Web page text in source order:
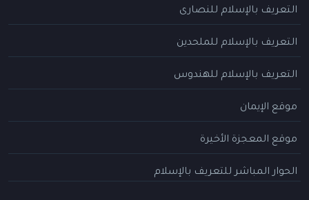
التعريف بالإسلام للنصارى
التعريف بالإسلام للملحدين
التعريف بالإسلام للهندوس
موقع الإيمان
موقع المعجزة الأخيرة
الحوار المباشر للتعريف بالإسلام